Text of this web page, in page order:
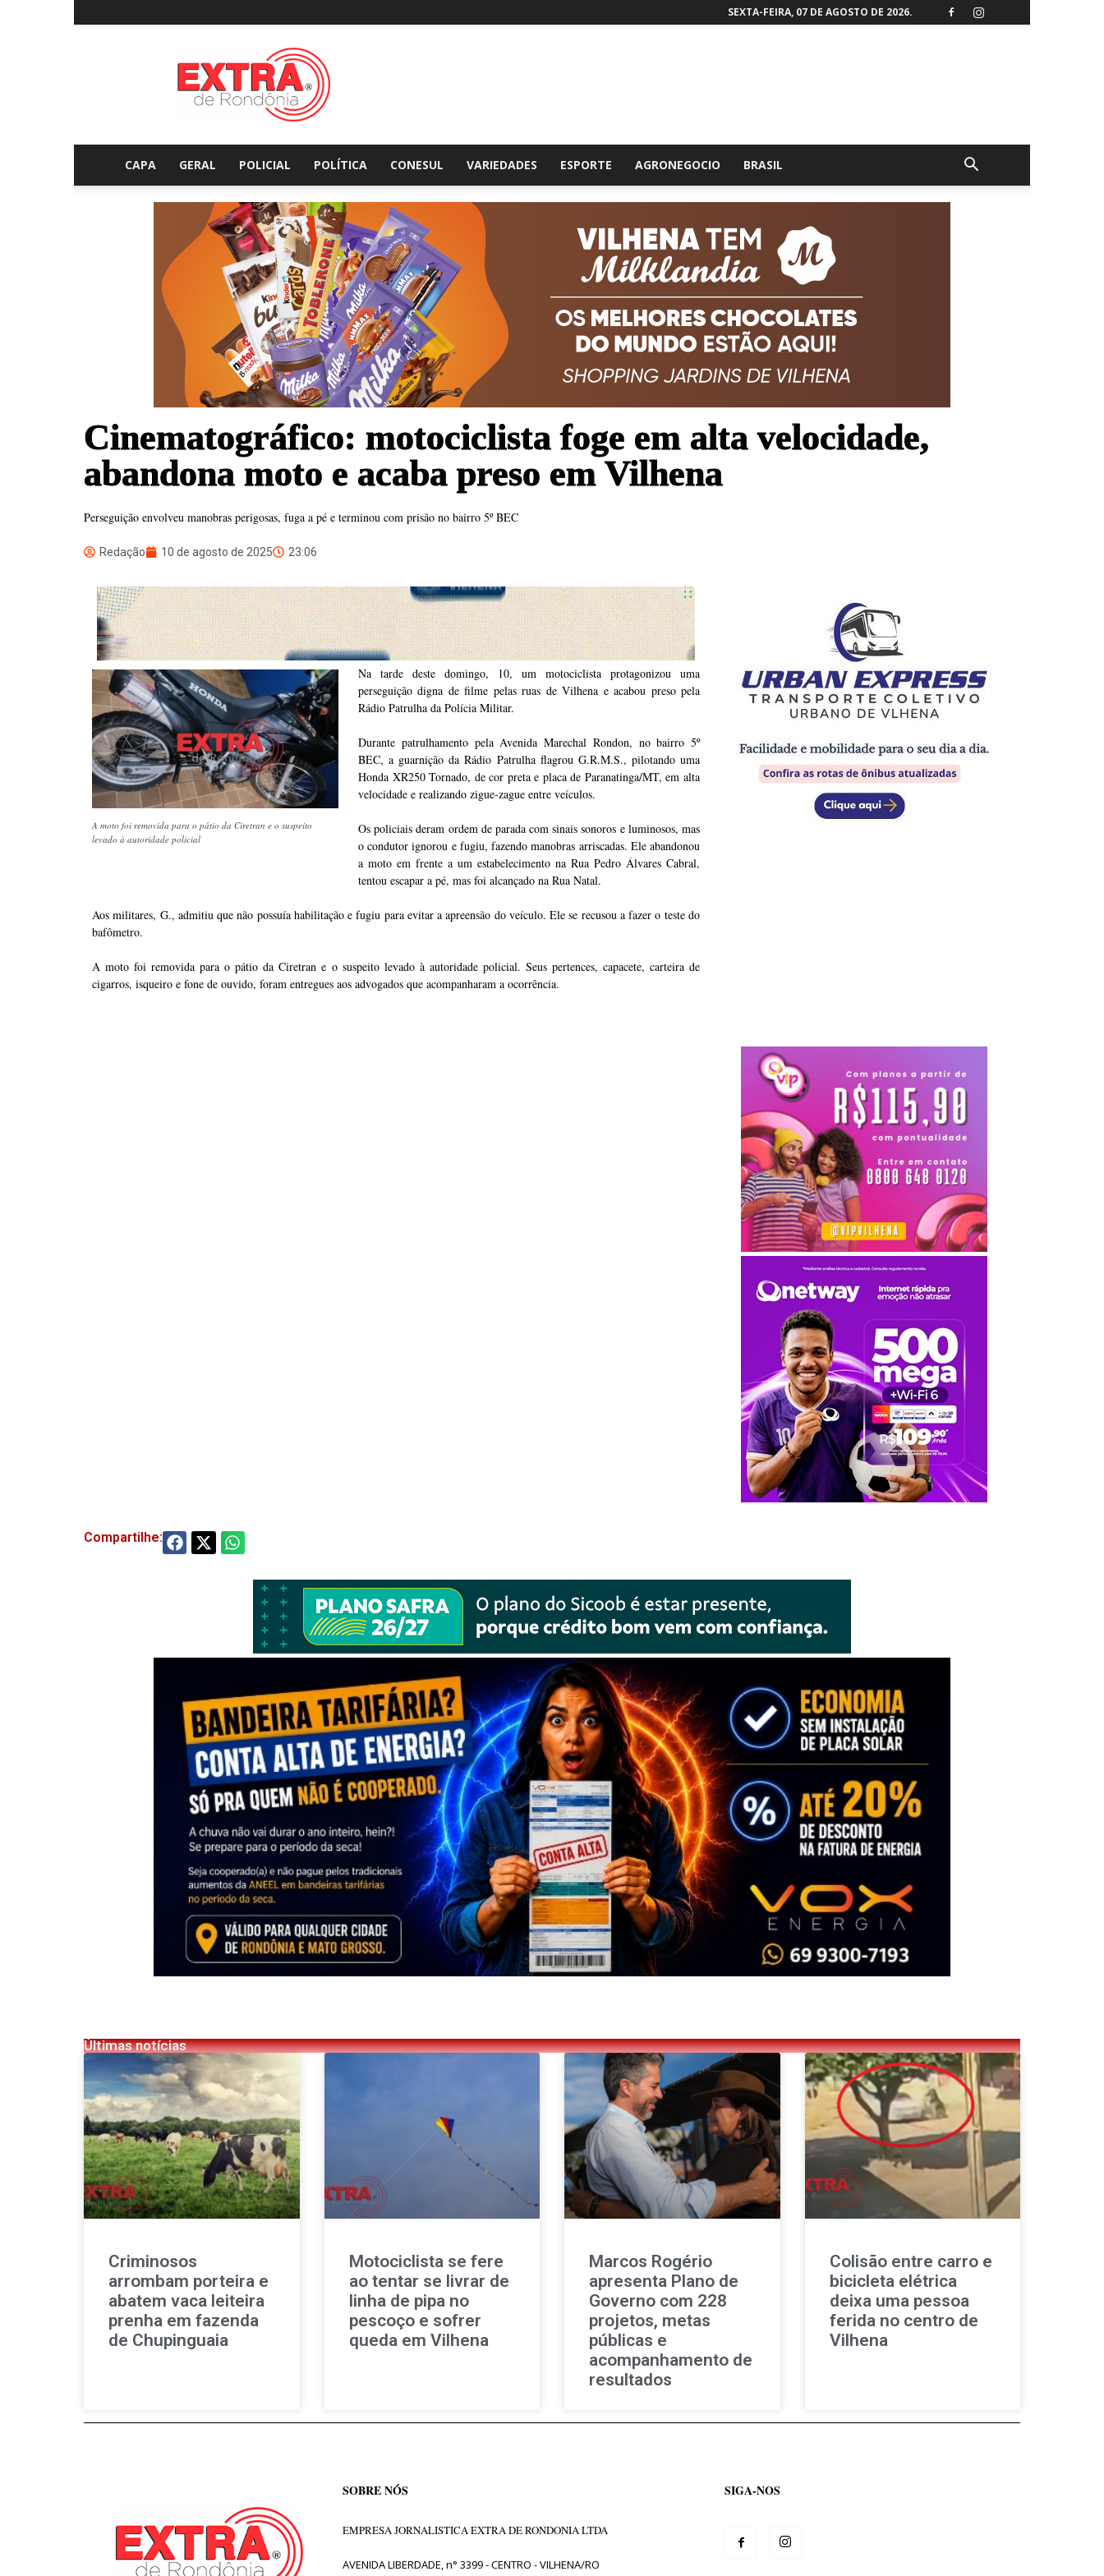
SEXTA-FEIRA, 07 DE AGOSTO DE 2026.
Extraderondonia.com.br
CAPA GERAL POLICIAL POLÍTICA CONESUL VARIEDADES ESPORTE AGRONEGOCIO BRASIL
Cinematográfico: motociclista foge em alta velocidade,
abandona moto e acaba preso em Vilhena
Perseguição envolveu manobras perigosas, fuga a pé e terminou com prisão no bairro 5º BEC
Redação 10 de agosto de 2025 23:06
A moto foi removida para o pátio da Ciretran e o suspeito
levado à autoridade policial
Na tarde deste domingo, 10, um motociclista protagonizou uma
perseguição digna de filme pelas ruas de Vilhena e acabou preso pela
Rádio Patrulha da Polícia Militar.
Durante patrulhamento pela Avenida Marechal Rondon, no bairro 5º
BEC, a guarnição da Rádio Patrulha flagrou G.R.M.S., pilotando uma
Honda XR250 Tornado, de cor preta e placa de Paranatinga/MT, em alta
velocidade e realizando zigue-zague entre veículos.
Os policiais deram ordem de parada com sinais sonoros e luminosos, mas
o condutor ignorou e fugiu, fazendo manobras arriscadas. Ele abandonou
a moto em frente a um estabelecimento na Rua Pedro Álvares Cabral,
tentou escapar a pé, mas foi alcançado na Rua Natal.
Aos militares, G., admitiu que não possuía habilitação e fugiu para evitar a apreensão do veículo. Ele se recusou a fazer o teste do
bafômetro.
A moto foi removida para o pátio da Ciretran e o suspeito levado à autoridade policial. Seus pertences, capacete, carteira de
cigarros, isqueiro e fone de ouvido, foram entregues aos advogados que acompanharam a ocorrência.
Compartilhe:
Últimas notícias
Criminosos
arrombam porteira e
abatem vaca leiteira
prenha em fazenda
de Chupinguaia
Motociclista se fere
ao tentar se livrar de
linha de pipa no
pescoço e sofrer
queda em Vilhena
Marcos Rogério
apresenta Plano de
Governo com 228
projetos, metas
públicas e
acompanhamento de
resultados
Colisão entre carro e
bicicleta elétrica
deixa uma pessoa
ferida no centro de
Vilhena
SOBRE NÓS
EMPRESA JORNALISTICA EXTRA DE RONDONIA LTDA
AVENIDA LIBERDADE, n° 3399 - CENTRO - VILHENA/RO
SIGA-NOS